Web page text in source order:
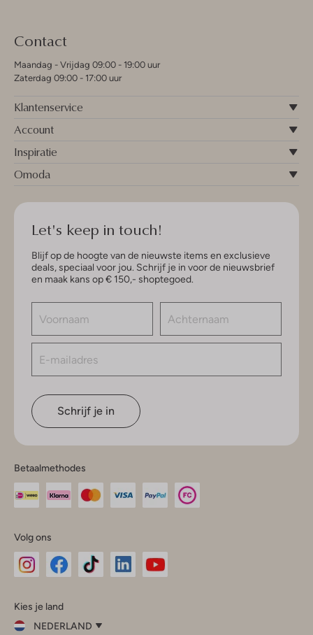
Contact
Maandag - Vrijdag 09:00 - 19:00 uur
Zaterdag 09:00 - 17:00 uur
Klantenservice
Account
Inspiratie
Omoda
Let's keep in touch!
Blijf op de hoogte van de nieuwste items en exclusieve
deals, speciaal voor jou. Schrijf je in voor de nieuwsbrief
en maak kans op € 150,- shoptegoed.
Schrijf je in
Betaalmethodes
Volg ons
InstagramFacebook
Kies je land
NEDERLAND